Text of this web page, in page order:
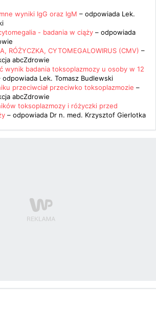
wyniki IgG oraz IgM – odpowiada Lek.
- badania w ciąży – odpowiada
RÓŻYCZKA, CYTOMEGALOWIRUS (CMV) –
abcZdrowie
wynik badania toksoplazmozy u osoby w 12
odpowiada Lek. Tomasz Budlewski
przeciwciał przeciwko toksoplazmozie –
abcZdrowie
toksoplazmozy i różyczki przed
– odpowiada Dr n. med. Krzysztof Gierlotka